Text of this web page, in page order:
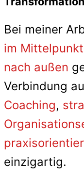
Bei meiner
im Mittelpunkt
nach außen
Verbindung
Coaching,
einzigartig.